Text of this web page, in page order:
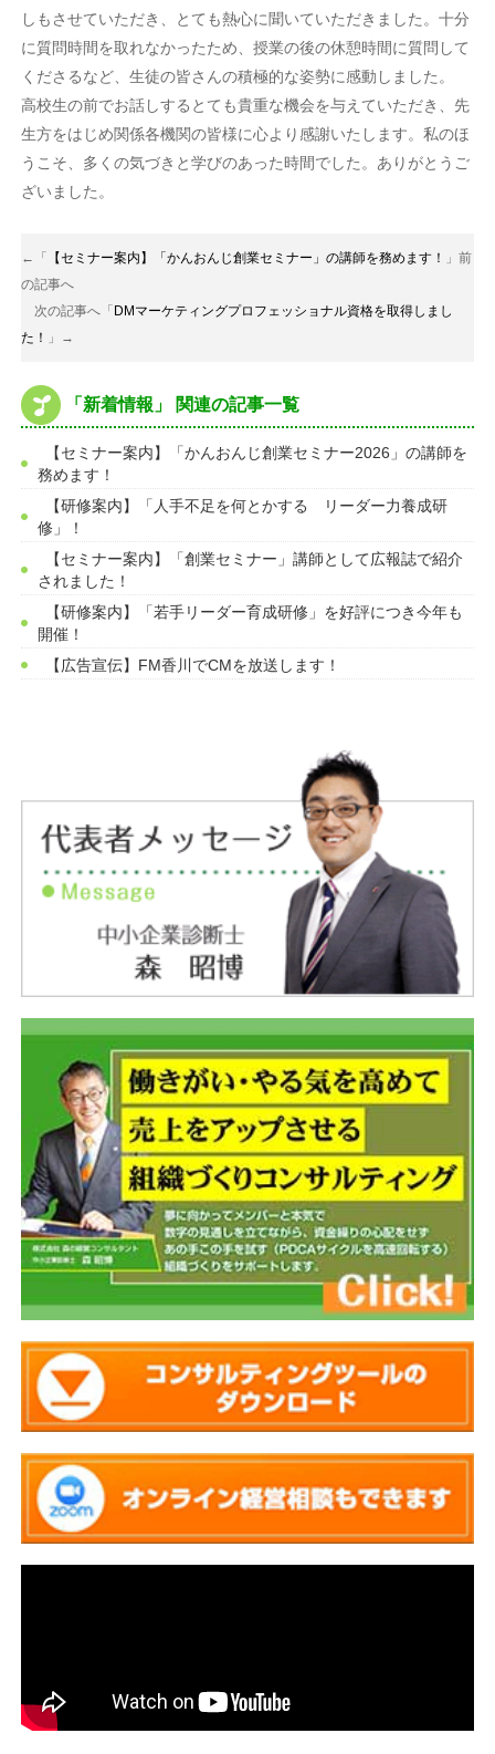
しもさせていただき、とても熱心に聞いていただきました。十分
に質問時間を取れなかったため、授業の後の休憩時間に質問して
くださるなど、生徒の皆さんの積極的な姿勢に感動しました。
高校生の前でお話しするとても貴重な機会を与えていただき、先
生方をはじめ関係各機関の皆様に心より感謝いたします。私のほ
うこそ、多くの気づきと学びのあった時間でした。ありがとうご
ざいました。
←「 【セミナー案内】「かんおんじ創業セミナー」の講師を務めます！
」前
の記事へ
次の記事へ「 DMマーケティングプロフェッショナル資格を取得しまし
た！
」→
「新着情報」 関連の記事一覧
【セミナー案内】「かんおんじ創業セミナー2026」の講師を
務めます！
【研修案内】「人手不足を何とかする リーダー力養成研
修」！
【セミナー案内】「創業セミナー」講師として広報誌で紹介
されました！
【研修案内】「若手リーダー育成研修」を好評につき今年も
開催！
【広告宣伝】FM香川でCMを放送します！